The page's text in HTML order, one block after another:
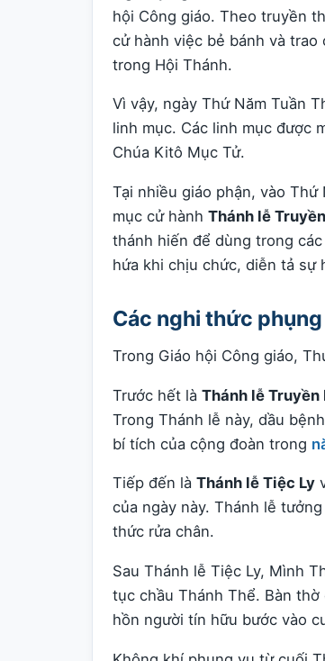
hội Công giáo. Theo truyền
cử hành việc bẻ bánh và
trong Hội Thánh.
Vì vậy, ngày Thứ Năm Tuần
linh mục. Các linh mục được
Chúa Kitô Mục Tử.
Tại nhiều giáo phận, vào
mục cử hành Thánh lễ
thánh hiến để dùng trong
hứa khi chịu chức, diễn tả sự
Các nghi thức
Trong Giáo hội Công giáo,
Trước hết là Thánh lễ Truyền
Trong Thánh lễ này, dầu
bí tích của cộng đoàn trong
Tiếp đến là Thánh lễ Tiệc Ly
của ngày này. Thánh lễ
thức rửa chân.
Sau Thánh lễ Tiệc Ly, Mình
tục chầu Thánh Thể. Bàn
hồn người tín hữu bước vào